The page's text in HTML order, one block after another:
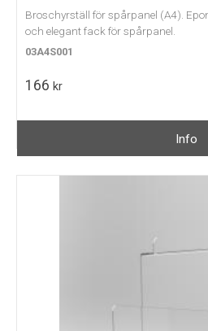
Broschyrställ för spårpanel (A4).
och elegant fack för spårpanel.
03A4S001
166 kr
Info